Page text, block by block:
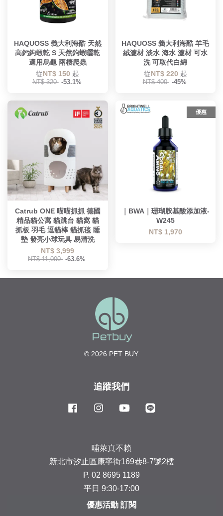
HAQUOSS 義大利海酷 天然
高鈣鉤蝦乾 S 天然鉤蝦曬乾
適用烏龜 兩棲爬蟲
從NT$ 150 起
NT$ 320 -53.1%
HAQUOSS 義大利海酷 羊毛
絨濾材 淡水 海水 濾材 可水
洗 可取代白綿
從NT$ 220 起
NT$ 400 -45%
Catrub ONE 喵喵抓抓 德國
精品貓公寓 貓跳台 貓窩 貓
抓板 羽毛 逗貓棒 貓抓毯 睡
墊 發亮小球玩具 易清洗
NT$ 3,999
NT$ 11,000 -63.6%
優惠
｜BWA｜珊瑚胺基酸添加液-
W245
NT$ 1,970
© 2026 PET BUY.
追蹤我們
Facebook Instagram YouTube
哺萊真不賴
新北市汐止區康寧街169巷8-7號2樓
P. 02 8695 1189
平日 9:30-17:00
優惠活動 訂閱